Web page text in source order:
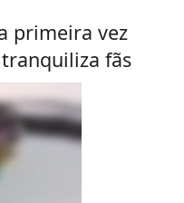
primeira vez
fãs